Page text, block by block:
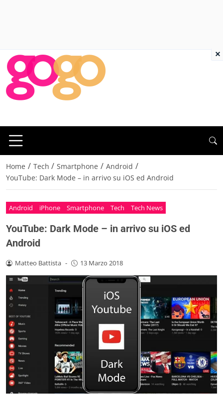
Home / Tech / Smartphone / Android /
YouTube: Dark Mode – in arrivo su iOS ed Android
Android iPhone Smartphone Tech Tech News
YouTube: Dark Mode – in arrivo su iOS ed
Android
Matteo Battista - 13 Marzo 2018
×